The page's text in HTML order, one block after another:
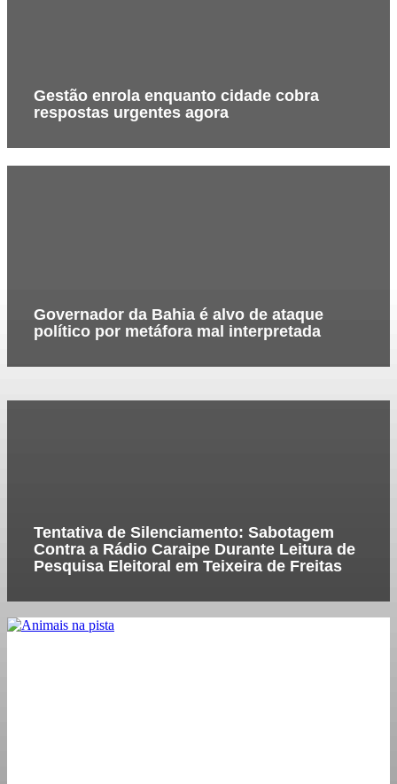
Gestão enrola enquanto cidade cobra
respostas urgentes agora
Governador da Bahia é alvo de ataque
político por metáfora mal interpretada
Tentativa de Silenciamento: Sabotagem
Contra a Rádio Caraipe Durante Leitura de
Pesquisa Eleitoral em Teixeira de Freitas